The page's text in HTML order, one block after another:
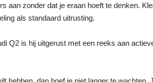
aan zonder dat je eraan hoeft te denken.
als standaard uitrusting.
Q2 is hij uitgerust met een reeks aan